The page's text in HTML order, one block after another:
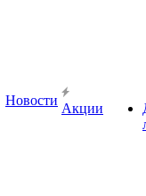
Новости
Акции